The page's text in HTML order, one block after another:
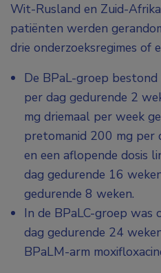
Wit-Rusland en Zuid-
patiënten werden
drie onderzoeksregimes of
De BPaL-groep
per dag gedurende 2
mg driemaal per week
pretomanid 200 mg per
en een aflopende dosis
dag gedurende 16
gedurende 8 weken.
In de BPaLC-groep was
dag gedurende 24
BPaLM-arm